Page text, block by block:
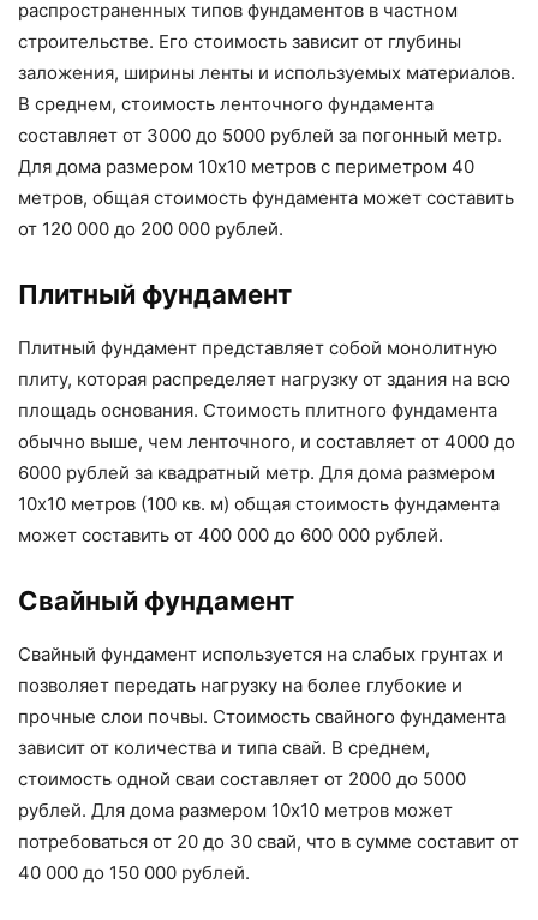
распространенных типов фундаментов в частном
строительстве. Его стоимость зависит от глубины
заложения, ширины ленты и используемых материалов.
В среднем, стоимость ленточного фундамента
составляет от 3000 до 5000 рублей за погонный метр.
Для дома размером 10х10 метров с периметром 40
метров, общая стоимость фундамента может составить
от 120 000 до 200 000 рублей.
Плитный фундамент
Плитный фундамент представляет собой монолитную
плиту, которая распределяет нагрузку от здания на всю
площадь основания. Стоимость плитного фундамента
обычно выше, чем ленточного, и составляет от 4000 до
6000 рублей за квадратный метр. Для дома размером
10х10 метров (100 кв. м) общая стоимость фундамента
может составить от 400 000 до 600 000 рублей.
Свайный фундамент
Свайный фундамент используется на слабых грунтах и
позволяет передать нагрузку на более глубокие и
прочные слои почвы. Стоимость свайного фундамента
зависит от количества и типа свай. В среднем,
стоимость одной сваи составляет от 2000 до 5000
рублей. Для дома размером 10х10 метров может
потребоваться от 20 до 30 свай, что в сумме составит от
40 000 до 150 000 рублей.